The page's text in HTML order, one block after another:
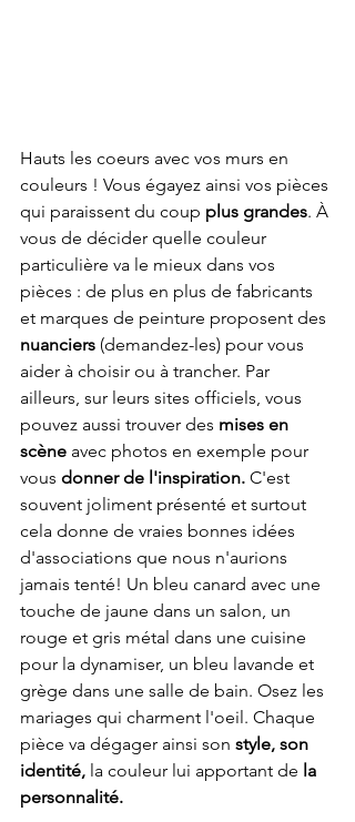
Hauts les coeurs avec vos murs en
couleurs ! Vous égayez ainsi vos pièces
qui paraissent du coup plus grandes. À
vous de décider quelle couleur
particulière va le mieux dans vos
pièces : de plus en plus de fabricants
et marques de peinture proposent des
nuanciers (demandez-les) pour vous
aider à choisir ou à trancher. Par
ailleurs, sur leurs sites officiels, vous
pouvez aussi trouver des mises en
scène avec photos en exemple pour
vous donner de l'inspiration. C'est
souvent joliment présenté et surtout
cela donne de vraies bonnes idées
d'associations que nous n'aurions
jamais tenté! Un bleu canard avec une
touche de jaune dans un salon, un
rouge et gris métal dans une cuisine
pour la dynamiser, un bleu lavande et
grège dans une salle de bain. Osez les
mariages qui charment l'oeil. Chaque
pièce va dégager ainsi son style, son
identité, la couleur lui apportant de la
personnalité.